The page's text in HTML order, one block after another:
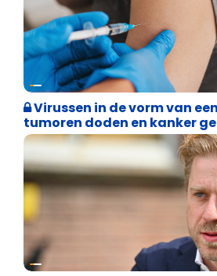
Weekblad 't Pallieterke
Virussen in de vorm van
tumoren doden en kanker
Binnenland politiek